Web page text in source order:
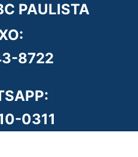
PAULISTA
8722
0311